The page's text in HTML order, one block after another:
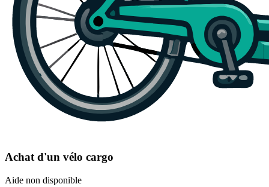
Achat d'un vélo cargo
Aide non disponible